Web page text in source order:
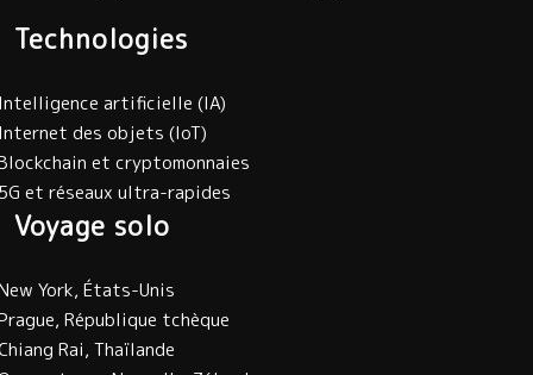
Technologies
artificielle (IA)
des objets (IoT)
et cryptomonnaies
et réseaux ultra-rapides
Voyage solo
York, États-Unis
République tchèque
Rai, Thaïlande